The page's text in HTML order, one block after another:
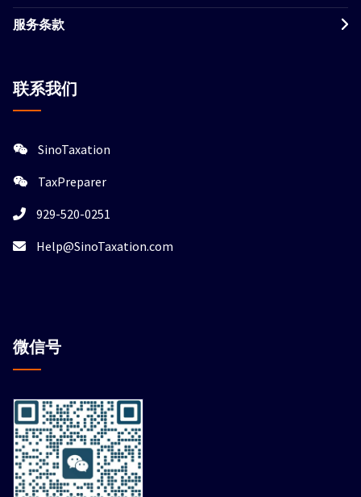
服务条款
联系我们
SinoTaxation
TaxPreparer
929-520-0251
Help@SinoTaxation.com
微信号